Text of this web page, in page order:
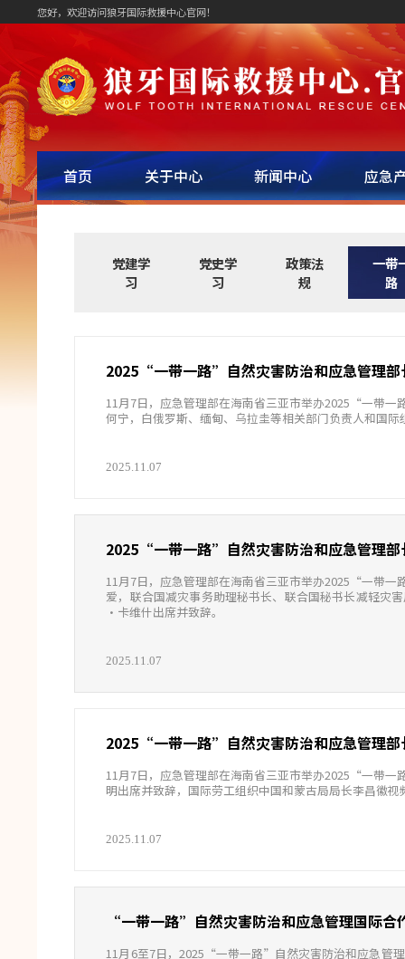
您好，欢迎访问狼牙国际救援中心官网！
首页 关于中心 新闻中心 应急
党建学
习
党史学
习
政策法
规
一带
路
2025“一带一路”自然灾害防治和应急管理部
11月7日，应急管理部在海南省三亚市举办2025“一带
何宁，白俄罗斯、缅甸、乌拉圭等相关部门负责人和国
2025.11.07
2025“一带一路”自然灾害防治和应急管理部
11月7日，应急管理部在海南省三亚市举办2025“一带
爱，联合国减灾事务助理秘书长、联合国秘书长减轻灾
•卡维什出席并致辞。
2025.11.07
2025“一带一路”自然灾害防治和应急管理部
11月7日，应急管理部在海南省三亚市举办2025“一带
明出席并致辞，国际劳工组织中国和蒙古局局长李昌徽
2025.11.07
“一带一路”自然灾害防治和应急管理国际合
11月6至7日，2025“一带一路”自然灾害防治和应急管